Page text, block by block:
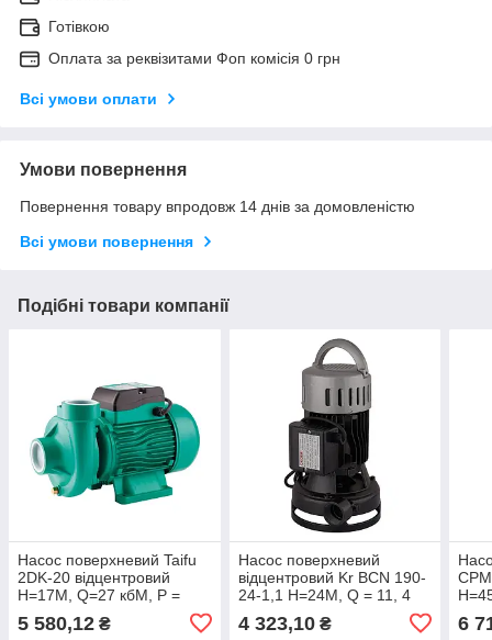
Готівкою
Оплата за реквізитами Фоп комісія 0 грн
Всі умови оплати
Умови повернення
Повернення товару впродовж 14 днів за домовленістю
Всі умови повернення
Подібні товари компанії
Насос поверхневий Taifu
2DK-20 відцентровий
Н=17М, Q=27 кбМ, P =
5 580,12 ₴
Насос поверхневий
відцентровий Kr BCN 190-
24-1,1 Н=24М, Q = 11, 4
кбМ, P = 1100 Вт, 1 1/4"x1
1/4" (KP3252)
4 323,10₴ 6